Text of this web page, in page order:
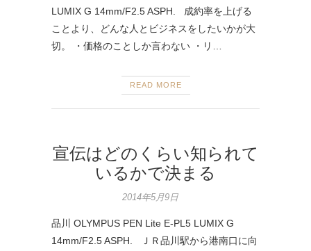
LUMIX G 14mm/F2.5 ASPH. 成約率を上げる
ことより、どんな人とビジネスをしたいかが大
切。 ・価格のことしか言わない ・リ…
READ MORE
宣伝はどのくらい知られて
いるかで決まる
2014年5月9日
品川 OLYMPUS PEN Lite E-PL5 LUMIX G
14mm/F2.5 ASPH. ＪＲ品川駅から港南口に向